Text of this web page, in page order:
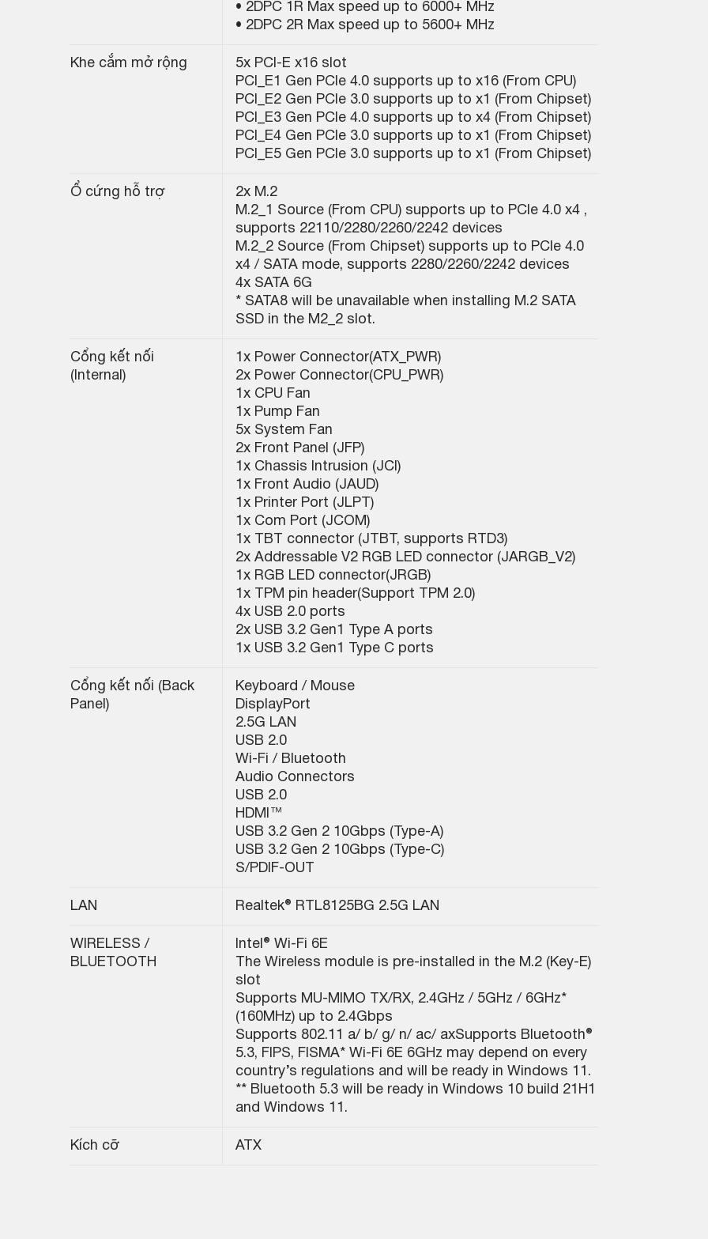
• 2DPC 1R Max speed up to 6000+ MHz
• 2DPC 2R Max speed up to 5600+ MHz
Khe cắm mở rộng
5x PCI-E x16 slot
PCI_E1 Gen PCIe 4.0 supports up to x16 (From CPU)
PCI_E2 Gen PCIe 3.0 supports up to x1 (From Chipset)
PCI_E3 Gen PCIe 4.0 supports up to x4 (From Chipset)
PCI_E4 Gen PCIe 3.0 supports up to x1 (From Chipset)
PCI_E5 Gen PCIe 3.0 supports up to x1 (From Chipset)
Ổ cứng hỗ trợ
2x M.2
M.2_1 Source (From CPU) supports up to PCIe 4.0 x4 ,
supports 22110/2280/2260/2242 devices
M.2_2 Source (From Chipset) supports up to PCIe 4.0
x4 / SATA mode, supports 2280/2260/2242 devices
4x SATA 6G
* SATA8 will be unavailable when installing M.2 SATA
SSD in the M2_2 slot.
Cổng kết nối
(Internal)
1x Power Connector(ATX_PWR)
2x Power Connector(CPU_PWR)
1x CPU Fan
1x Pump Fan
5x System Fan
2x Front Panel (JFP)
1x Chassis Intrusion (JCI)
1x Front Audio (JAUD)
1x Printer Port (JLPT)
1x Com Port (JCOM)
1x TBT connector (JTBT, supports RTD3)
2x Addressable V2 RGB LED connector (JARGB_V2)
1x RGB LED connector(JRGB)
1x TPM pin header(Support TPM 2.0)
4x USB 2.0 ports
2x USB 3.2 Gen1 Type A ports
1x USB 3.2 Gen1 Type C ports
Cổng kết nối (Back
Panel)
Keyboard / Mouse
DisplayPort
2.5G LAN
USB 2.0
Wi-Fi / Bluetooth
Audio Connectors
USB 2.0
HDMI™
USB 3.2 Gen 2 10Gbps (Type-A)
USB 3.2 Gen 2 10Gbps (Type-C)
S/PDIF-OUT
LAN Realtek® RTL8125BG 2.5G LAN
WIRELESS /
BLUETOOTH
Intel® Wi-Fi 6E
The Wireless module is pre-installed in the M.2 (Key-E)
slot
Supports MU-MIMO TX/RX, 2.4GHz / 5GHz / 6GHz*
(160MHz) up to 2.4Gbps
Supports 802.11 a/ b/ g/ n/ ac/ axSupports Bluetooth®
5.3, FIPS, FISMA* Wi-Fi 6E 6GHz may depend on every
country’s regulations and will be ready in Windows 11.
** Bluetooth 5.3 will be ready in Windows 10 build 21H1
and Windows 11.
Kích cỡ ATX